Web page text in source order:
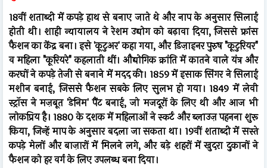
18वीं शताब्दी में कपड़े हाथ से बनाए जाते थे और नाप के अनुसार सिलाई
होती थी। शाही न्यायालय ने रेशम उद्योग को बढ़ावा दिया, जिससे फ्रांस
फैशन का केंद्र बना। इसे 'कूटुअर' कहा गया, और डिज़ाइनर पुरुष "कूटुरियर"
व महिला "कूरियरे" कहलाती थीं। औद्योगिक क्रांति में कातने वाले यंत्र और
करघों ने कपड़े तेजी से बनाने में मदद की। 1859 में इसाक सिंगर ने सिलाई
मशीन बनाई, जिससे फैशन सबके लिए सुलभ हो गया। 1849 में लेवी
स्ट्रॉस ने मज़बूत 'डेनिम' पैंट बनाई, जो मजदूरों के लिए थी और आज भी
लोकप्रिय है। 1880 के दशक में महिलाओं ने स्कर्ट और ब्लाउज़ पहनना शुरू
किया, जिन्हें माप के अनुसार बदला जा सकता था। 19वीं शताब्दी में सस्ते
कपड़े मेलों और बाज़ारों में मिलने लगे, और बड़े शहरों में खुदरा दुकानों ने
फैशन को हर वर्ग के लिए उपलब्ध बना दिया।